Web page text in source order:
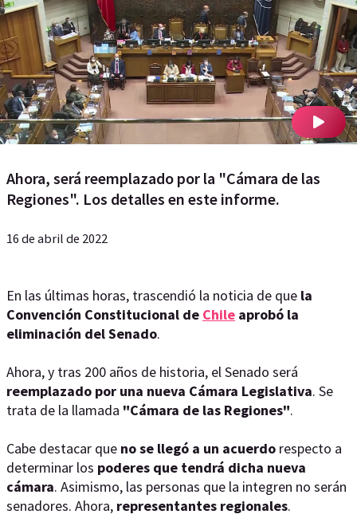
Ahora, será reemplazado por la "Cámara de las
Regiones". Los detalles en este informe.
16 de abril de 2022
En las últimas horas, trascendió la noticia de que la
Convención Constitucional de Chile aprobó la
eliminación del Senado.
Ahora, y tras 200 años de historia, el Senado será
reemplazado por una nueva Cámara Legislativa. Se
trata de la llamada "Cámara de las Regiones".
Cabe destacar que no se llegó a un acuerdo respecto a
determinar los poderes que tendrá dicha nueva
cámara. Asimismo, las personas que la integren no serán
senadores. Ahora, representantes regionales.